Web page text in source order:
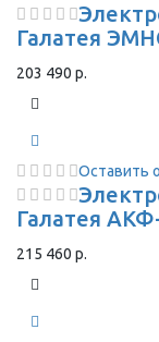
Галатея
203 490 р.
Оставить
Галатея
215 460 р.